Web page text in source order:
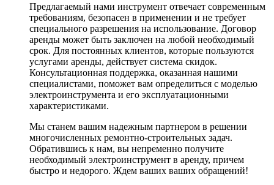
Предлагаемый нами инструмент отвечает современным
требованиям, безопасен в применении и не требует
специального разрешения на использование. Договор
аренды может быть заключен на любой необходимый
срок. Для постоянных клиентов, которые пользуются
услугами аренды, действует система скидок.
Консультационная поддержка, оказанная нашими
специалистами, поможет вам определиться с моделью
электроинструмента и его эксплуатационными
характеристиками.
Мы станем вашим надежным партнером в решении
многочисленных ремонтно-строительных задач.
Обратившись к нам, вы непременно получите
необходимый электроинструмент в аренду, причем
быстро и недорого. Ждем ваших ваших обращений!